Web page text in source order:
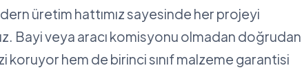
üretim hattımız sayesinde her projeyi
Bayi veya aracı komisyonu olmadan doğrudan
hem de birinci sınıf malzeme garantisi